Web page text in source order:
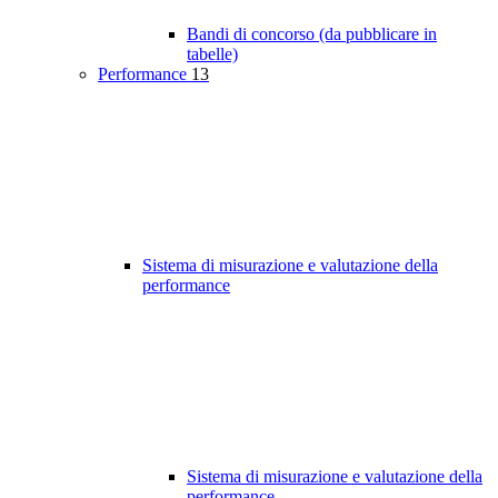
Bandi di concorso (da pubblicare in
tabelle)
Performance 13
Sistema di misurazione e valutazione della
performance
Sistema di misurazione e valutazione della